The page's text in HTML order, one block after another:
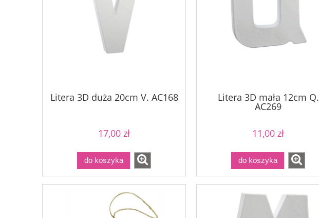
Litera 3D duża 20cm V. AC168
17,00 zł
do koszyka
Litera 3D mała 12cm Q.
AC269
11,00 zł
do koszyka